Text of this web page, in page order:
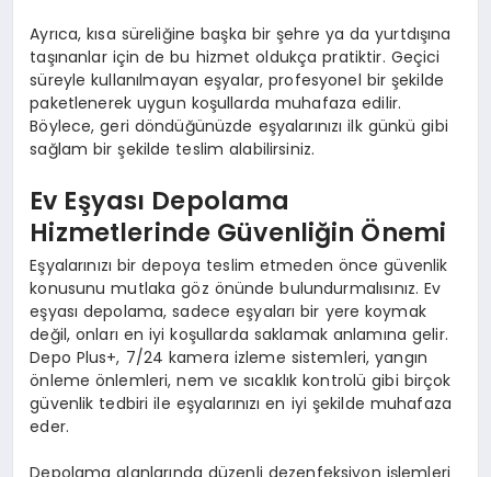
Ayrıca, kısa süreliğine başka bir şehre ya da yurtdışına
taşınanlar için de bu hizmet oldukça pratiktir. Geçici
süreyle kullanılmayan eşyalar, profesyonel bir şekilde
paketlenerek uygun koşullarda muhafaza edilir.
Böylece, geri döndüğünüzde eşyalarınızı ilk günkü gibi
sağlam bir şekilde teslim alabilirsiniz.
Ev Eşyası Depolama
Hizmetlerinde Güvenliğin Önemi
Eşyalarınızı bir depoya teslim etmeden önce güvenlik
konusunu mutlaka göz önünde bulundurmalısınız. Ev
eşyası depolama, sadece eşyaları bir yere koymak
değil, onları en iyi koşullarda saklamak anlamına gelir.
Depo Plus+, 7/24 kamera izleme sistemleri, yangın
önleme önlemleri, nem ve sıcaklık kontrolü gibi birçok
güvenlik tedbiri ile eşyalarınızı en iyi şekilde muhafaza
eder.
Depolama alanlarında düzenli dezenfeksiyon işlemleri